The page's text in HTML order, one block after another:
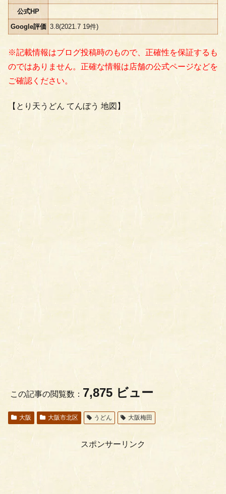
公式HP
Google評価 3.8(2021.7 19件)
※記載情報はブログ投稿時のもので、正確性を保証するも
のではありません。正確な情報は店舗の公式ページなどを
ご確認ください。
【とり天うどん てんぼう 地図】
この記事の閲覧数： 7,875 ビュー
大阪 大阪市北区 うどん 大阪梅田
スポンサーリンク